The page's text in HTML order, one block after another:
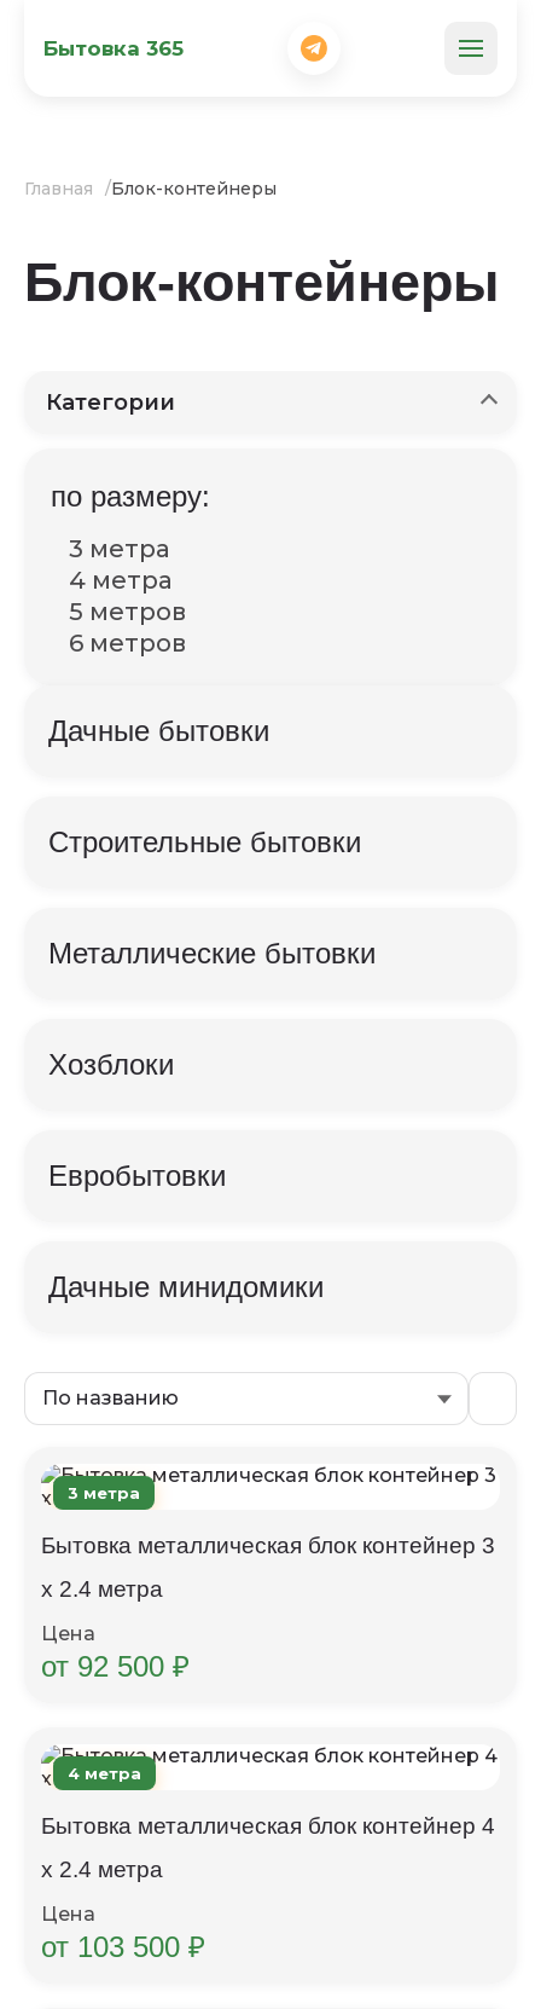
Бытовка 365
Главная Блок-контейнеры
Блок-контейнеры
Категории
по размеру:
3 метра
4 метра
5 метров
6 метров
Дачные бытовки
Строительные бытовки
Металлические бытовки
Хозблоки
Евробытовки
Дачные минидомики
По названию
3 метра
Бытовка металлическая блок контейнер 3
х 2.4 метра
Цена
от 92 500 ₽
4 метра
Бытовка металлическая блок контейнер 4
х 2.4 метра
Цена
от 103 500 ₽